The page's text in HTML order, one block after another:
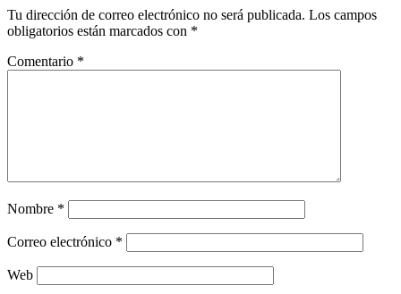
Tu dirección de correo electrónico no será publicada. Los campos
obligatorios están marcados con *
Comentario *
Nombre *
Correo electrónico *
Web